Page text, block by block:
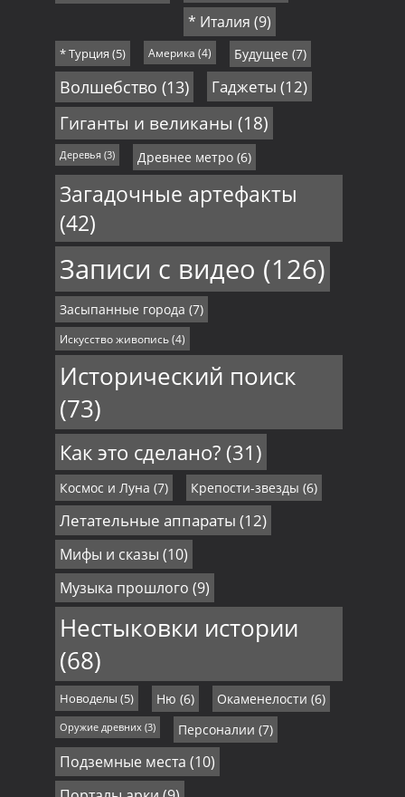
* Италия (9)
* Турция (5) Америка (4) Будущее (7)
Волшебство (13) Гаджеты (12)
Гиганты и великаны (18)
Деревья(3) Древнее метро(6)
Загадочные артефакты
(42)
Записи с видео (126)
Засыпанные города (7)
Искусство живопись(4)
Исторический поиск
(73)
Как это сделано?(31)
Космос и Луна (7) Крепости-звезды (6)
Летательные аппараты (12)
Мифы и сказы (10)
Музыка прошлого (9)
Нестыковки истории
(68)
Новоделы (5) Ню (6) Окаменелости (6)
Оружие древних(3) Персоналии (7)
Подземные места (10)